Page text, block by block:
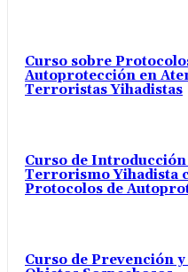
Curso sobre
Autoprotección en
Terroristas Yihadistas
Curso de Introducción
Terrorismo Yihadista
Protocolos de
Curso de Prevención